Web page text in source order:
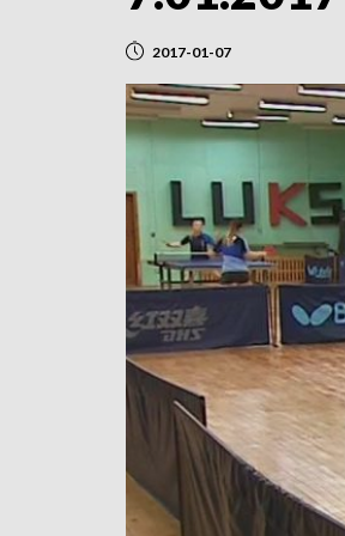
2017-01-07